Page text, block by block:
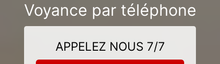
Voyance par téléphone
APPELEZ NOUS 7/7